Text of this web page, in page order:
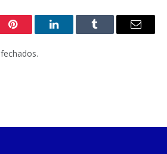
Pinterest O
Tumblr
E-